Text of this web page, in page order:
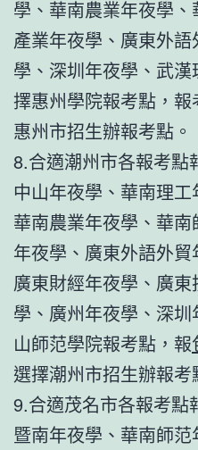
學、華南農業年夜學
產業年夜學、廣東外
學、深圳年夜學、武
擇惠州學院報考點，
惠州市招生辦報考點。
8.合適潮州市各報考點
中山年夜學、華南理
華南農業年夜學、華
年夜學、廣東外語外貿
廣東財經年夜學、廣東
學、廣州年夜學、深
山師范學院報考點，報
選擇潮州市招生辦報考
9.合適茂名市各報考點
暨南年夜學、華南師